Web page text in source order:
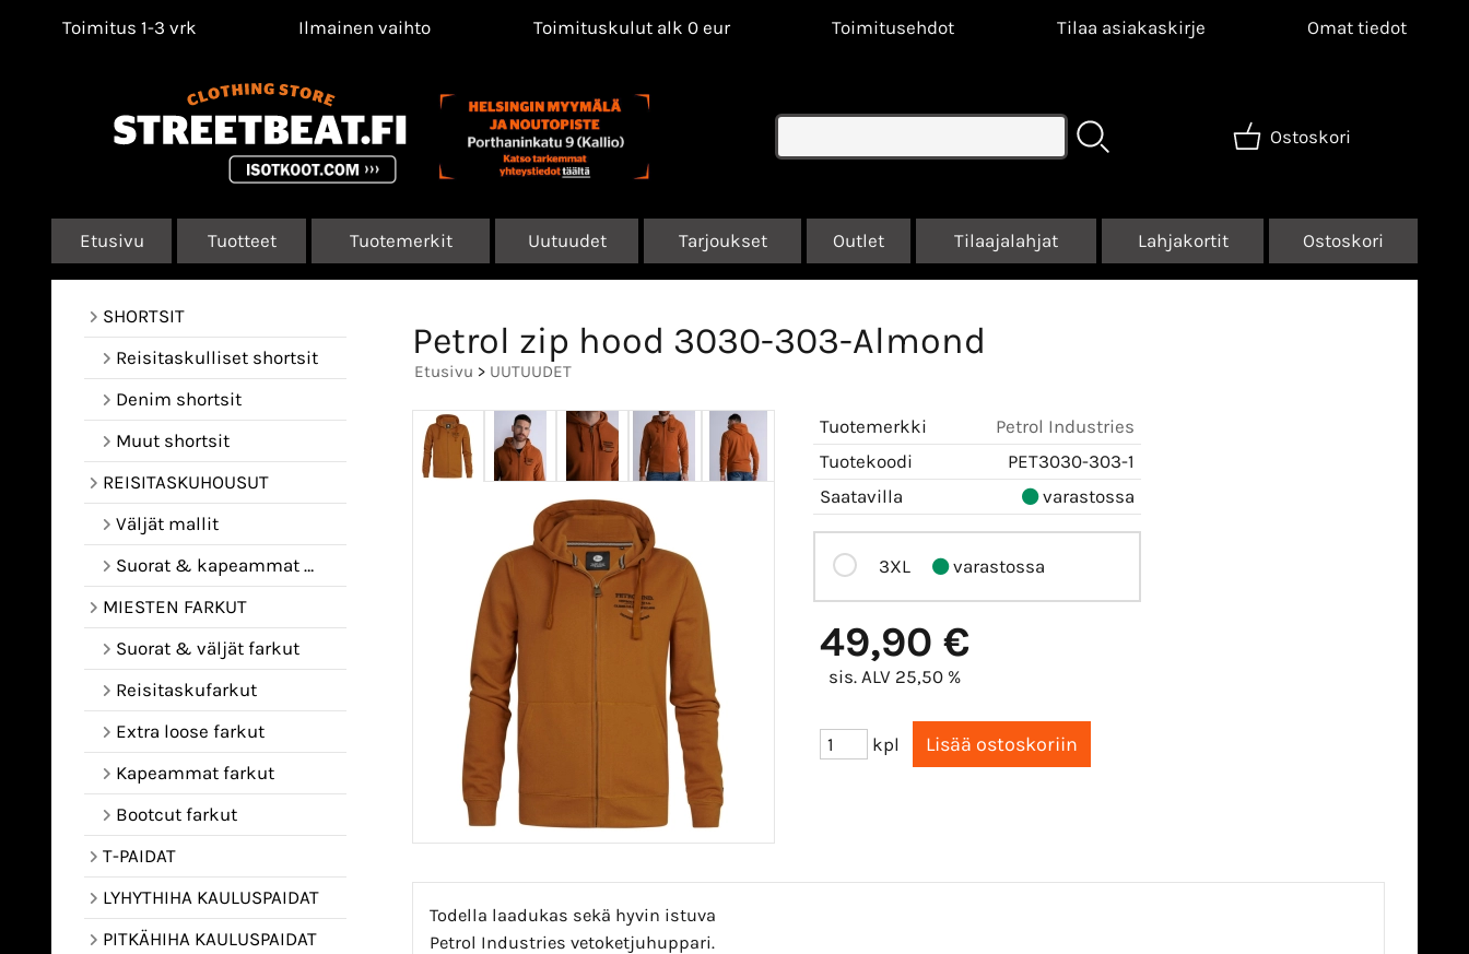
Toimitus 1-3 vrk Ilmainen vaihto Toimituskulut alk 0 eur Toimitusehdot Tilaa asiakaskirje Omat tiedot
Ostoskori
Etusivu Tuotteet Tuotemerkit Uutuudet Tarjoukset Outlet Tilaajalahjat Lahjakortit Ostoskori
SHORTSIT
Reisitaskulliset shortsit
Denim shortsit
Muut shortsit
REISITASKUHOUSUT
Väljät mallit
Suorat & kapeammat mallit
MIESTEN FARKUT
Suorat & väljät farkut
Reisitaskufarkut
Extra loose farkut
Kapeammat farkut
Bootcut farkut
T-PAIDAT
LYHYTHIHA KAULUSPAIDAT
PITKÄHIHA KAULUSPAIDAT
Petrol zip hood 3030-303-Almond
Etusivu > UUTUUDET
Tuotemerkki
Petrol Industries
Tuotekoodi
PET3030-303-1
Saatavilla
varastossa
3XL varastossa
49,90 €
sis. ALV 25,50 %
kpl
Todella laadukas sekä hyvin istuva
Petrol Industries vetoketjuhuppari.